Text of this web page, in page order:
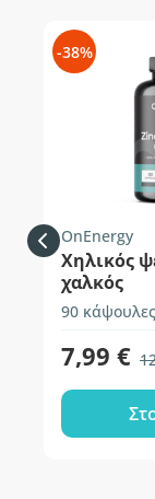
-38%
OnEnergy
Χηλικός
χαλκός
90 κάψουλες
7,99 €